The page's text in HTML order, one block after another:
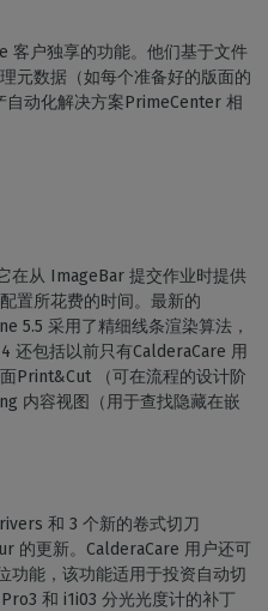
客户独享的功能。他们基于文件
元数据（如每个准备好的版面的
动化解决方案PrimeCenter 相
在从 ImageBar 提交作业时提供
置所花费的时间。最新的
5.5 采用了精细线条渲染算法，
还包括以前只有CalderaCare 用
Print&Cut （可在流程的设计阶
内容视图（用于查找隐藏在嵌
和 3 个新的卷式切刀
的更新。CalderaCare 用户还可
功能，该功能适用于投资自动切
和 i1i03 分光光度计的补丁